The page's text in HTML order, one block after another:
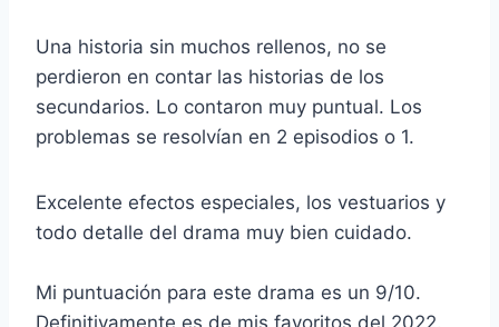
Una historia sin muchos rellenos, no se
perdieron en contar las historias de los
secundarios. Lo contaron muy puntual. Los
problemas se resolvían en 2 episodios o 1.
Excelente efectos especiales, los vestuarios y
todo detalle del drama muy bien cuidado.
Mi puntuación para este drama es un 9/10.
Definitivamente es de mis favoritos del 2022.